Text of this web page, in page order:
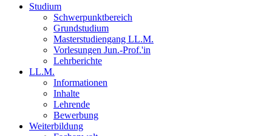
Studium
Schwerpunktbereich
Grundstudium
Masterstudiengang LL.M.
Vorlesungen Jun.-Prof.'in
Lehrberichte
LL.M.
Informationen
Inhalte
Lehrende
Bewerbung
Weiterbildung